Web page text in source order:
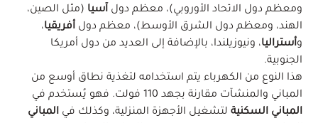
ومعظم دول الاتحاد الأوروبي)، معظم دول آسيا (مثل الصين،
الهند، ومعظم دول الشرق الأوسط)، معظم دول أفريقيا،
وأستراليا، ونيوزيلندا، بالإضافة إلى العديد من دول أمريكا
الجنوبية.
هذا النوع من الكهرباء يتم استخدامه لتغذية نطاق أوسع من
المباني والمنشآت مقارنة بجهد 110 فولت. فهو يُستخدم في
المباني السكنية لتشغيل الأجهزة المنزلية، وكذلك في المباني